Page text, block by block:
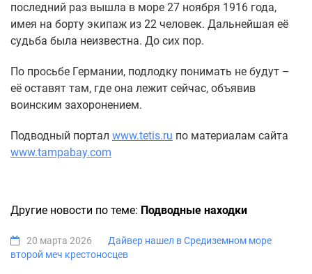
последний раз вышла в море 27 ноября 1916 года,
имея на борту экипаж из 22 человек. Дальнейшая её
судьба была неизвестна. До сих пор.
По просьбе Германии, подлодку понимать не будут –
её оставят там, где она лежит сейчас, объявив
воинским захоронением.
Подводный портал www.tetis.ru по материалам сайта
www.tampabay.com
Другие новости по теме: Подводные находки
20 марта 2026
Дайвер нашел в Средиземном море
второй меч крестоносцев